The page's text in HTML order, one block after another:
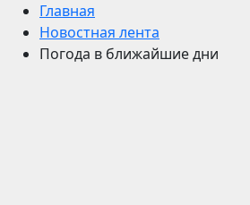
Главная
Новостная лента
Погода в ближайшие дни